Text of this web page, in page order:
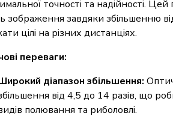
точності та надійності.
зображення завдяки збільшенню
цілі на різних дистанціях.
переваги:
діапазон збільшення:
від 4,5 до 14 разів, що
полювання та риболовлі.